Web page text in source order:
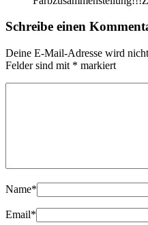
Schreibe einen
Deine E-Mail-Adresse wird
Felder sind mit * markiert
Name*
Email*